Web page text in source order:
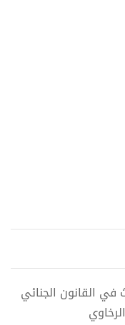
في القانون الجنائي